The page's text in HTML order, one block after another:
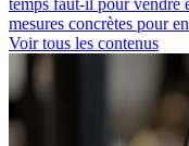
mesures concrètes pour
Voir tous les contenus